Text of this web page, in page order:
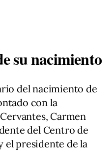
su nacimiento
del nacimiento de
con la
Carmen
del Centro de
el presidente de la